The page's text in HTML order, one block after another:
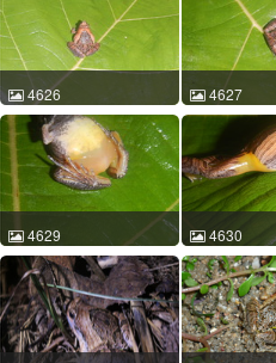
10:11:18 中国广西 ACM
id:4596
10:11:25 中
id:4597
4626
花姬蛙 Microhyla pulchra
赵海鹏 2015-08-02
10:13:20 中国广西 ACM
id:4626
4627
花姬蛙
赵海鹏
10:13:38 中
id:4627
4629
花姬蛙 Microhyla pulchra
赵海鹏 2015-08-02
10:15:18 中国广西 ACM
id:4629
4630
花姬蛙
赵海鹏
10:15:50 中
id:4630